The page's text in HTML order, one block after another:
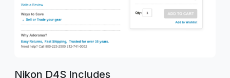
Nikon D4S Includes